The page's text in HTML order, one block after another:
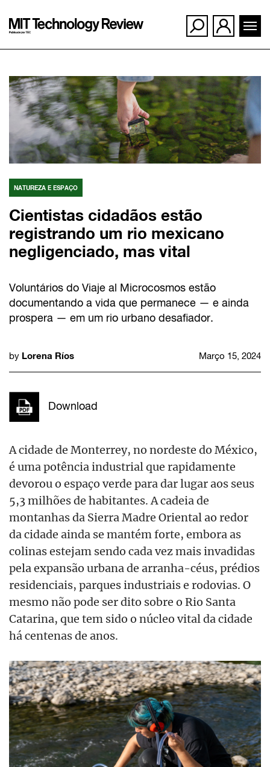
para
conteúdo
NATUREZA E ESPAÇO
Cientistas cidadãos estão
registrando um rio mexicano
negligenciado, mas vital
Voluntários do Viaje al Microcosmos estão
documentando a vida que permanece — e ainda
prospera — em um rio urbano desafiador.
by Lorena Ríos Março 15, 2024
Download
A cidade de Monterrey, no nordeste do México,
é uma potência industrial que rapidamente
devorou o espaço verde para dar lugar aos seus
5,3 milhões de habitantes.A cadeia de
montanhas da SierraMadre Oriental ao redor
da cidade ainda se mantém forte, embora as
colinas estejam sendo cada vez mais invadidas
pela expansão urbana de arranha-céus, prédios
residenciais, parques industriais e rodovias. O
mesmo não pode ser dito sobre o Rio Santa
Catarina, que tem sido o núcleo vital da cidade
há centenas de anos.